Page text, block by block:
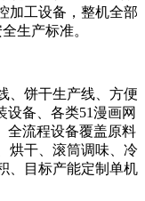
加工设备，整机全部
生产标准。
、饼干生产线、方便
设备、各类51漫画网
全流程设备覆盖原料
烘干、滚筒调味、冷
、目标产能定制单机